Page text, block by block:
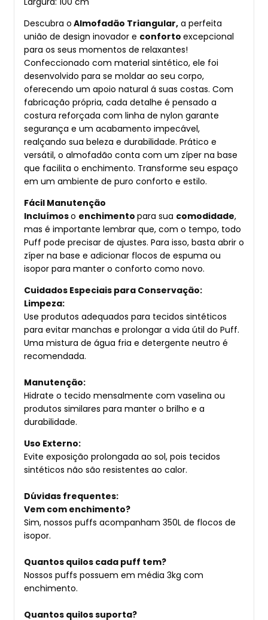
Descubra o Almofadão Triangular, a perfeita
união de design inovador e conforto excepcional
para os seus momentos de relaxantes!
Confeccionado com material sintético, ele foi
desenvolvido para se moldar ao seu corpo,
oferecendo um apoio natural á suas costas. Com
fabricação própria, cada detalhe é pensado a
costura reforçada com linha de nylon garante
segurança e um acabamento impecável,
realçando sua beleza e durabilidade. Prático e
versátil, o almofadão conta com um zíper na base
que facilita o enchimento. Transforme seu espaço
em um ambiente de puro conforto e estilo.
Fácil Manutenção
Incluímoso enchimento para sua comodidade,
mas é importante lembrar que, com o tempo, todo
Puff pode precisar de ajustes. Para isso, basta abrir o
zíper na base e adicionar flocos de espuma ou
isopor para manter o conforto como novo.
Cuidados Especiais para Conservação:
Limpeza:
Use produtos adequados para tecidos sintéticos
para evitar manchas e prolongar a vida útil do Puff.
Uma mistura de água fria e detergente neutro é
recomendada.
Manutenção:
Hidrate o tecido mensalmente com vaselina ou
produtos similares para manter o brilho e a
durabilidade.
Uso Externo:
Evite exposição prolongada ao sol, pois tecidos
sintéticos não são resistentes ao calor.
Dúvidas frequentes:
Vem com enchimento?
Sim, nossos puffs acompanham 350L de flocos de
isopor.
Quantos quilos cada puff tem?
Nossos puffs possuem em média 3kg com
enchimento.
Quantos quilos suporta?